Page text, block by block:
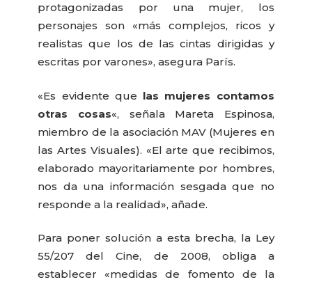
protagonizadas por una mujer, los
personajes son «más complejos, ricos y
realistas que los de las cintas dirigidas y
escritas por varones», asegura París.
«Es evidente que las mujeres contamos
otras cosas«, señala Mareta Espinosa,
miembro de la asociación MAV (Mujeres en
las Artes Visuales). «El arte que recibimos,
elaborado mayoritariamente por hombres,
nos da una información sesgada que no
responde a la realidad», añade.
Para poner solución a esta brecha, la Ley
55/207 del Cine, de 2008, obliga a
establecer «medidas de fomento de la